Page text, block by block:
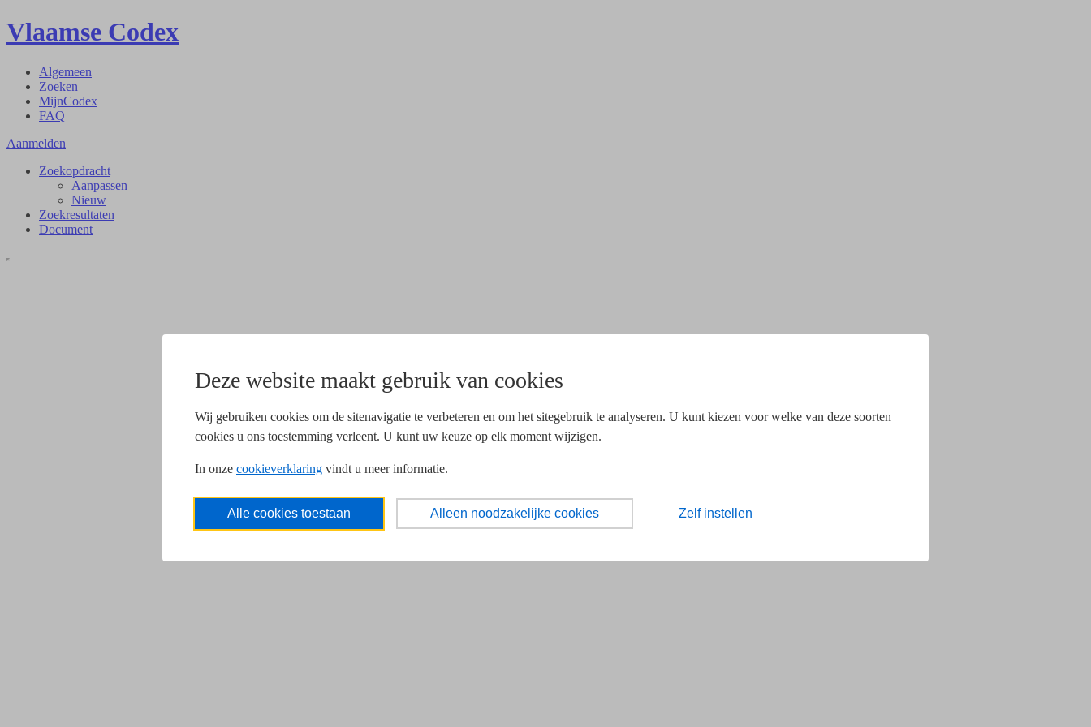
Deze website maakt gebruik van cookies
Wij gebruiken cookies om de sitenavigatie te verbeteren en om het sitegebruik te analyseren. U kunt kiezen voor welke van deze soorten
cookies u ons toestemming verleent. U kunt uw keuze op elk moment wijzigen.
In onze cookieverklaring vindt u meer informatie.
Alle cookies toestaan Alleen noodzakelijke cookies Zelf instellen
Vlaamse Codex
Algemeen
Zoeken
MijnCodex
FAQ
Aanmelden
Zoekopdracht
Aanpassen
Nieuw
Zoekresultaten
Document